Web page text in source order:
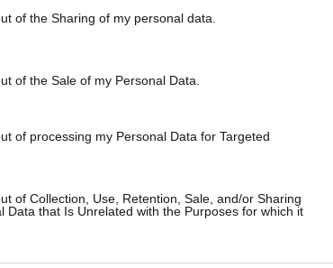
of the Sharing of my personal data.
of the Sale of my Personal Data.
of processing my Personal Data for Targeted
of Collection, Use, Retention, Sale, and/or Sharing
Data that Is Unrelated with the Purposes for which it